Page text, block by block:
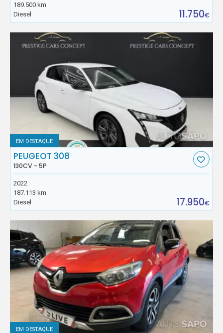
189.500 km
Diesel
11.750€
EM DESTAQUE
PEUGEOT 308
130CV - 5P
2022
187.113 km
Diesel
17.950€
EM DESTAQUE